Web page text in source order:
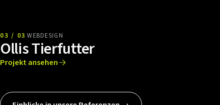
03 / 03 WEBDESIGN
Ollis Tierfutter
Projekt ansehen